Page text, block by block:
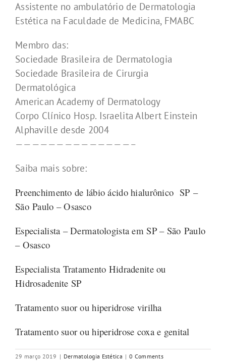
Assistente no ambulatório de Dermatologia
Estética na Faculdade de Medicina, FMABC
Membro das:
Sociedade Brasileira de Dermatologia
Sociedade Brasileira de Cirurgia
Dermatológica
American Academy of Dermatology
Corpo Clínico Hosp. Israelita Albert Einstein
Alphaville desde 2004
——————————————–
Saiba mais sobre:
Preenchimento de lábio ácido hialurônico SP –
São Paulo – Osasco
Especialista – Dermatologista em SP – São Paulo
– Osasco
Especialista Tratamento Hidradenite ou
Hidrosadenite SP
Tratamento suor ou hiperidrose virilha
Tratamento suor ou hiperidrose coxa e genital
29 março 2019 | Dermatologia Estética | 0 Comments